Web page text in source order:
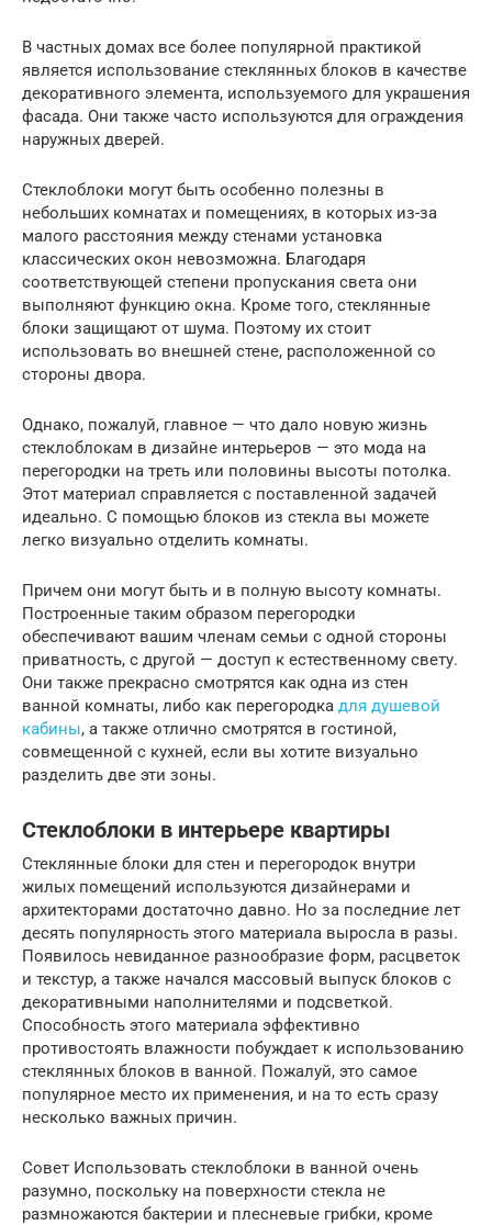
В частных домах все более популярной практикой
является использование стеклянных блоков в качестве
декоративного элемента, используемого для украшения
фасада. Они также часто используются для ограждения
наружных дверей.
Стеклоблоки могут быть особенно полезны в
небольших комнатах и помещениях, в которых из-за
малого расстояния между стенами установка
классических окон невозможна. Благодаря
соответствующей степени пропускания света они
выполняют функцию окна. Кроме того, стеклянные
блоки защищают от шума. Поэтому их стоит
использовать во внешней стене, расположенной со
стороны двора.
Однако, пожалуй, главное — что дало новую жизнь
стеклоблокам в дизайне интерьеров — это мода на
перегородки на треть или половины высоты потолка.
Этот материал справляется с поставленной задачей
идеально. С помощью блоков из стекла вы можете
легко визуально отделить комнаты.
Причем они могут быть и в полную высоту комнаты.
Построенные таким образом перегородки
обеспечивают вашим членам семьи с одной стороны
приватность, с другой — доступ к естественному свету.
Они также прекрасно смотрятся как одна из стен
ванной комнаты, либо как перегородка для душевой
кабины, а также отлично смотрятся в гостиной,
совмещенной с кухней, если вы хотите визуально
разделить две эти зоны.
Стеклоблоки в интерьере квартиры
Стеклянные блоки для стен и перегородок внутри
жилых помещений используются дизайнерами и
архитекторами достаточно давно. Но за последние лет
десять популярность этого материала выросла в разы.
Появилось невиданное разнообразие форм, расцветок
и текстур, а также начался массовый выпуск блоков с
декоративными наполнителями и подсветкой.
Способность этого материала эффективно
противостоять влажности побуждает к использованию
стеклянных блоков в ванной. Пожалуй, это самое
популярное место их применения, и на то есть сразу
несколько важных причин.
Совет Использовать стеклоблоки в ванной очень
разумно, поскольку на поверхности стекла не
размножаются бактерии и плесневые грибки, кроме